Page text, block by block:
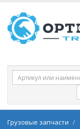
Грузовые запчасти